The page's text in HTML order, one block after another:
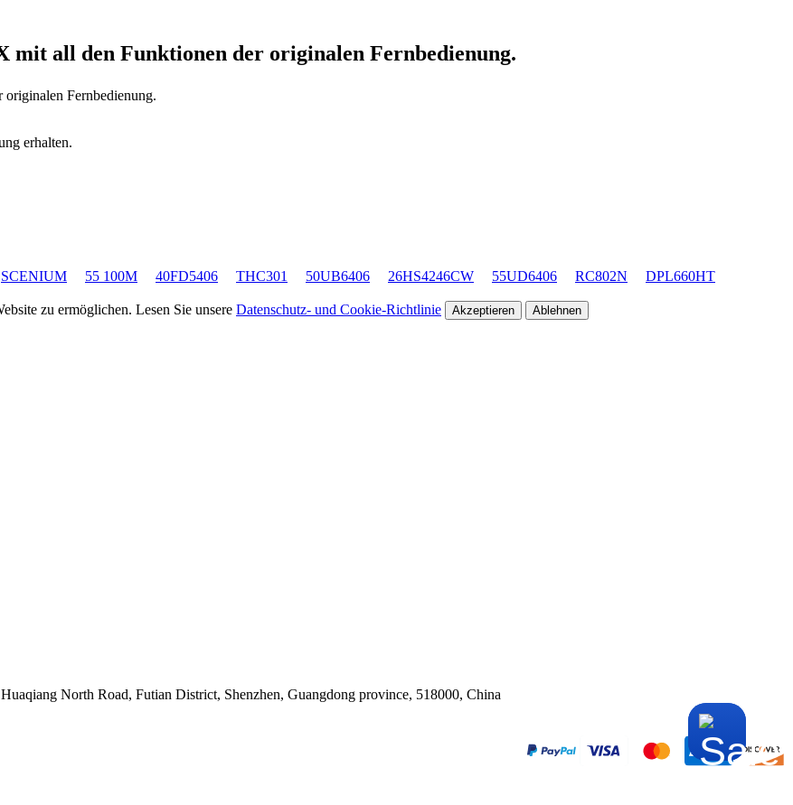
mit all den Funktionen der originalen Fernbedienung.
Fernbedienung.
erhalten.
SCENIUM 55 100M 40FD5406 THC301 50UB6406 26HS4246CW 55UD6406 RC802N
DPL660HT
zu ermöglichen. Lesen Sie unsere Datenschutz- und Cookie-Richtlinie Akzeptieren Ablehnen
North Road, Futian District, Shenzhen, Guangdong province, 518000, China